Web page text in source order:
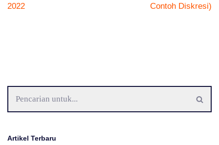
2022
Contoh Diskresi)
Artikel Terbaru